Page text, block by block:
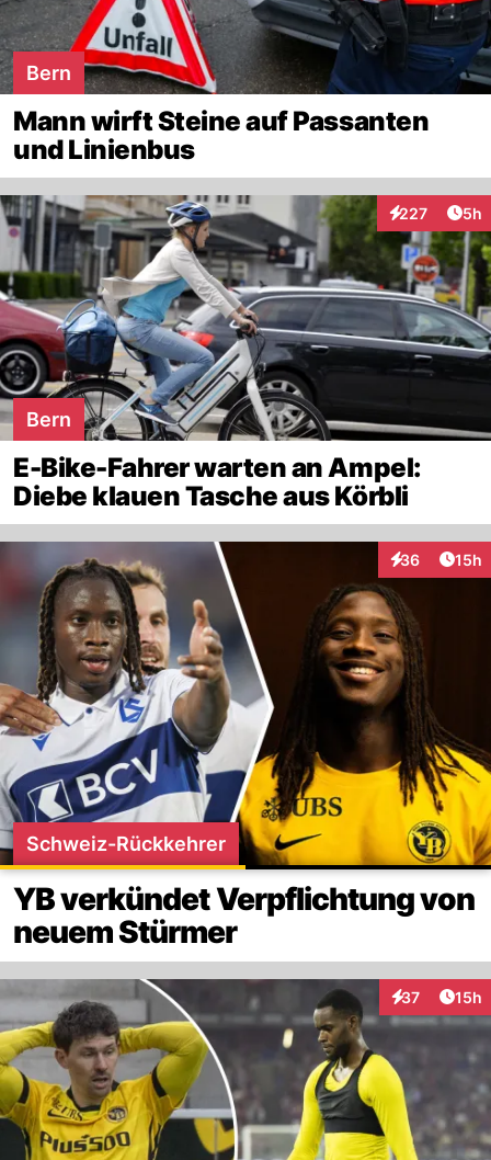
Bern
Mann wirft Steine auf Passanten
und Linienbus
227
Interaktionen
5h
Bern
E-Bike-Fahrer warten an Ampel:
Diebe klauen Tasche aus Körbli
36
Interaktionen
15h
Schweiz-Rückkehrer
YB verkündet Verpflichtung von
neuem Stürmer
37
Interaktionen
15h